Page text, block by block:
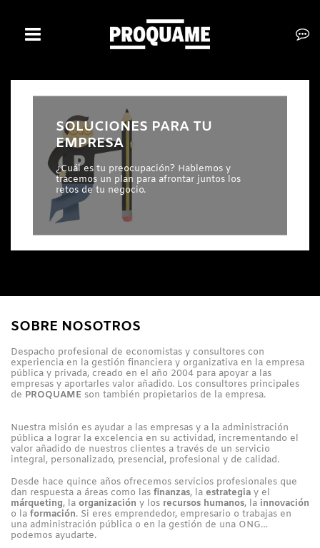
INICIO
SERVICIOS
CLIENTES
CONTACTO
BOLSA DE TRABAJO
SOLUCIONES PARA TU
EMPRESA
¿Cuál es tu preocupación? Hablemos y
tracemos un plan para afrontar juntos los
retos de tu negocio.
SOBRE NOSOTROS
Despacho profesional de economistas y consultores con
experiencia en la gestión financiera y organizativa en la empresa
pública y privada, creado en el año 2004 para apoyar a las
empresas y aportarles valor añadido. Los consultores principales
de PROQUAME son también propietarios de la empresa.
Nuestra misión es ayudar a las empresas y a la administración
pública a lograr la excelencia en su actividad, incrementando el
valor añadido de nuestros clientes a través de un servicio
integral, personalizado, presencial, profesional y de calidad.
Desde hace quince años ofrecemos servicios profesionales que
dan respuesta a áreas como las finanzas, la estrategia y el
márqueting, la organización y los recursos humanos, la innovación
o la formación. Si eres emprendedor, empresario o trabajas en
una administración pública o en la gestión de una ONG…
podemos ayudarte.